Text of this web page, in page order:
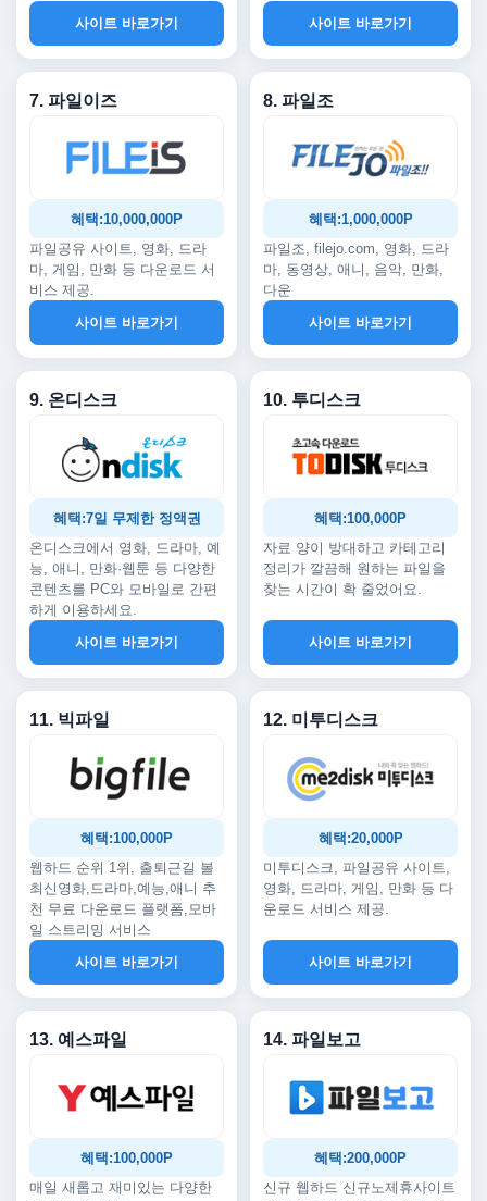
사이트 바로가기
사이트 바로가기
7. 파일이즈
혜택:10,000,000P
파일공유 사이트, 영화, 드라
마, 게임, 만화 등 다운로드 서
비스 제공.
사이트 바로가기
8. 파일조
혜택:1,000,000P
파일조, filejo.com, 영화, 드라
마, 동영상, 애니, 음악, 만화,
다운
사이트 바로가기
9. 온디스크
혜택:7일 무제한 정액권
온디스크에서 영화, 드라마, 예
능, 애니, 만화·웹툰 등 다양한
콘텐츠를 PC와 모바일로 간편
하게 이용하세요.
사이트 바로가기
10. 투디스크
혜택:100,000P
자료 양이 방대하고 카테고리
정리가 깔끔해 원하는 파일을
찾는 시간이 확 줄었어요.
사이트 바로가기
11. 빅파일
혜택:100,000P
웹하드 순위 1위, 출퇴근길 볼
최신영화,드라마,예능,애니 추
천 무료 다운로드 플랫폼,모바
일 스트리밍 서비스
사이트 바로가기
12. 미투디스크
혜택:20,000P
미투디스크, 파일공유 사이트,
영화, 드라마, 게임, 만화 등 다
운로드 서비스 제공.
사이트 바로가기
13. 예스파일
혜택:100,000P
매일 새롭고 재미있는 다양한
14. 파일보고
혜택:200,000P
신규 웹하드 신규노제휴사이트